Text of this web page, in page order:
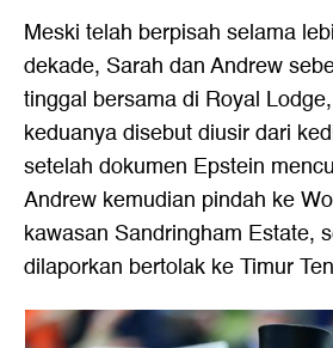
Meski telah berpisah selama
dekade, Sarah dan Andrew
tinggal bersama di Royal
keduanya disebut diusir dari
setelah dokumen Epstein
Andrew kemudian pindah ke
kawasan Sandringham Estate,
dilaporkan bertolak ke Timur